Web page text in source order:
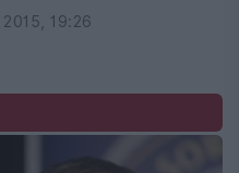
19:26